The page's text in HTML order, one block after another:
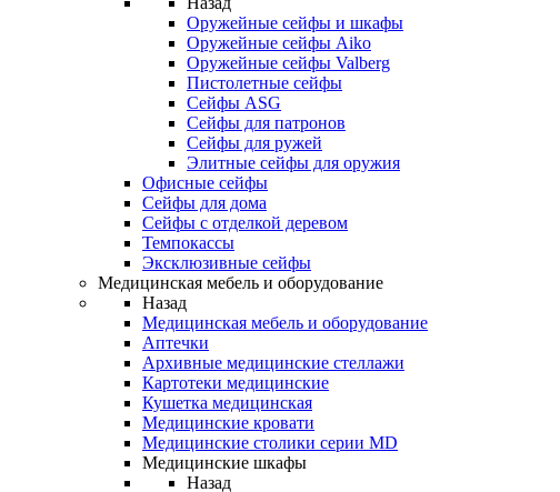
Оружейные сейфы и шкафы
Оружейные сейфы Aiko
Оружейные сейфы Valberg
Пистолетные сейфы
Сейфы ASG
Сейфы для патронов
Сейфы для ружей
Элитные сейфы для оружия
Офисные сейфы
Сейфы для дома
Сейфы с отделкой деревом
Темпокассы
Эксклюзивные сейфы
Медицинская мебель и оборудование
Назад
Медицинская мебель и оборудование
Аптечки
Архивные медицинские стеллажи
Картотеки медицинские
Кушетка медицинская
Медицинские кровати
Медицинские столики серии MD
Медицинские шкафы
Назад